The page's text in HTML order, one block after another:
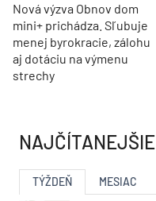
Nová výzva Obnov dom
mini+ prichádza. Sľubuje
menej byrokracie, zálohu
aj dotáciu na výmenu
strechy
NAJČÍTANEJŠIE
TÝŽDEŇ MESIAC